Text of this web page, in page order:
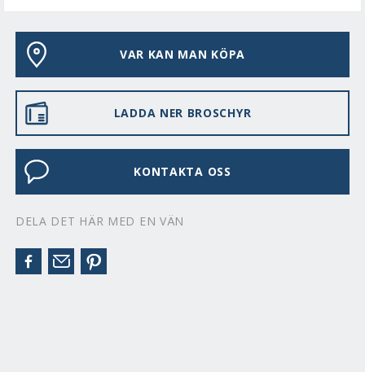
VAR KAN MAN KÖPA
LADDA NER BROSCHYR
KONTAKTA OSS
DELA DET HÄR MED EN VÄN